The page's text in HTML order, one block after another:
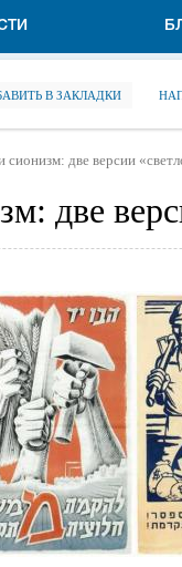
В ЗАКЛАДКИ
сионизм: две версии
две